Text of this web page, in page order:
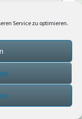
Service zu optimieren.